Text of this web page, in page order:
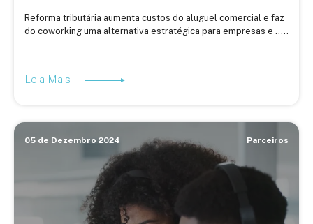
Reforma tributária aumenta custos do aluguel comercial e faz
do coworking uma alternativa estratégica para empresas e .....
Leia Mais
05 de Dezembro 2024 Parceiros